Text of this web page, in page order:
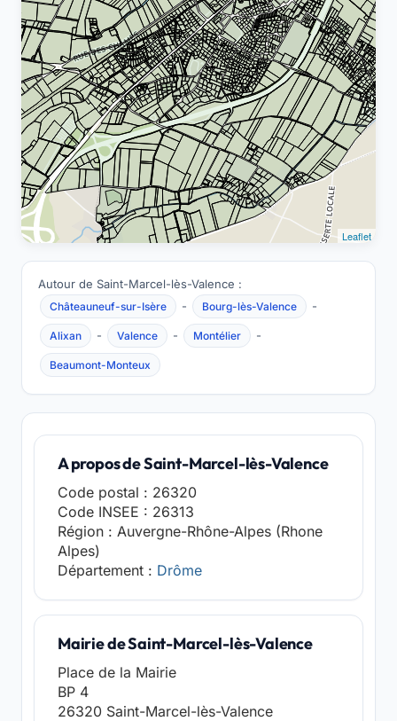
Leaflet
Autour de Saint-Marcel-lès-Valence :
Châteauneuf-sur-Isère - Bourg-lès-Valence -
Alixan - Valence - Montélier -
Beaumont-Monteux
A propos de Saint-Marcel-lès-Valence
Code postal : 26320
Code INSEE : 26313
Région : Auvergne-Rhône-Alpes (Rhone
Alpes)
Département : Drôme
Mairie de Saint-Marcel-lès-Valence
Place de la Mairie
BP 4
26320 Saint-Marcel-lès-Valence